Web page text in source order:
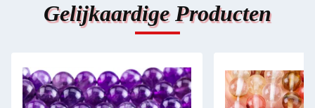
Gelijkaardige Producten